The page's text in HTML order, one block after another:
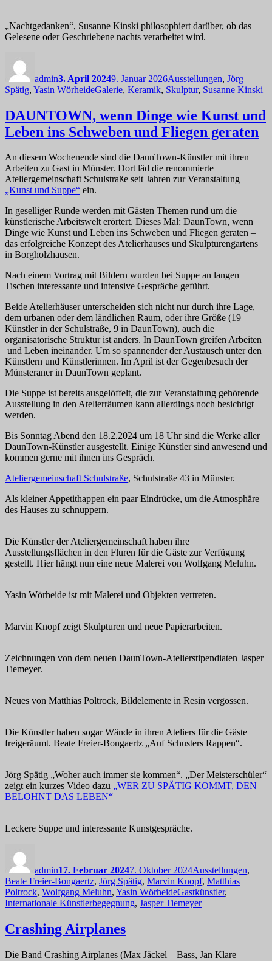
„Nachtgedanken“, Susanne Kinski philosophiert darüber, ob das
Gelesene oder Geschriebene nachts verarbeitet wird.
admin3. April 20249. Januar 2026Ausstellungen, Jörg
Spätig, Yasin WörheideSchlagwörter
Galerie, Keramik, Skulptur, Susanne Kinski
DAUNTOWN, wenn Dinge wie Kunst und
Leben ins Schweben und Fliegen geraten
An diesem Wochenende sind die DaunTown-Künstler mit ihren
Arbeiten zu Gast in Münster. Dort läd die renommierte
Ateliergemeinschaft Schulstraße seit Jahren zur Veranstaltung
„Kunst und Suppe“ ein.
In geselliger Runde werden mit Gästen Themen rund um die
künstlerische Arbeitswelt erörtert. Dieses Mal: DaunTown, wenn
Dinge wie Kunst und Leben ins Schweben und Fliegen geraten –
das erfolgreiche Konzept des Atelierhauses und Skulpturengartens
in Borgholzhausen.
Nach einem Vortrag mit Bildern wurden bei Suppe an langen
Tischen interessante und intensive Gespräche geführt.
Beide Atelierhäuser unterscheiden sich nicht nur durch ihre Lage,
dem urbanen oder dem ländlichen Raum, oder ihre Größe (19
Künstler in der Schulstraße, 9 in DaunTown), auch die
organisatorische Struktur ist anders. In DaunTown greifen Arbeiten
und Leben ineinander. Um so spannender der Austausch unter den
Künstlern und Künstlerinnen. Im April ist der Gegenbesuch der
Münsteraner in DaunTown geplant.
Die Suppe ist bereits ausgelöffelt, die zur Veranstaltung gehörende
Ausstellung in den Atelierräumen kann allerdings noch besichtigt
werden.
Bis Sonntag Abend den 18.2.2024 um 18 Uhr sind die Werke aller
DaunTown-Künstler ausgestellt. Einige Künstler sind anwesend und
kommen gerne mit ihnen ins Gespräch.
Ateliergemeinschaft Schulstraße, Schulstraße 43 in Münster.
Als kleiner Appetithappen ein paar Eindrücke, um die Atmosphäre
des Hauses zu schnuppern.
Die Künstler der Ateliergemeinschaft haben ihre
Ausstellungsflächen in den Fluren für die Gäste zur Verfügung
gestellt. Hier hängt nun eine neue Malerei von Wolfgang Meluhn.
Yasin Wörheide ist mit Malerei und Objekten vertreten.
Marvin Knopf zeigt Skulpturen und neue Papierarbeiten.
Zeichnungen von dem neuen DaunTown-Atelierstipendiaten Jasper
Tiemeyer.
Neues von Matthias Poltrock, Bildelemente in Resin vergossen.
Die Künstler haben sogar Wände in ihren Ateliers für die Gäste
freigeräumt. Beate Freier-Bongaertz „Auf Schusters Rappen“.
Jörg Spätig „Woher auch immer sie kommen“. „Der Meisterschüler“
zeigt ein kurzes Video dazu „WER ZU SPÄTIG KOMMT, DEN
BELOHNT DAS LEBEN“
Leckere Suppe und interessante Kunstgespräche.
admin17. Februar 20247. Oktober 2024Ausstellungen,
Beate Freier-Bongaertz, Jörg Spätig, Marvin Knopf, Matthias
Poltrock, Wolfgang Meluhn, Yasin WörheideSchlagwörter
Gastkünstler,
Internationale Künstlerbegegnung, Jasper Tiemeyer
Crashing Airplanes
Die Band Crashing Airplanes (Max Jäckel – Bass, Jan Klare –